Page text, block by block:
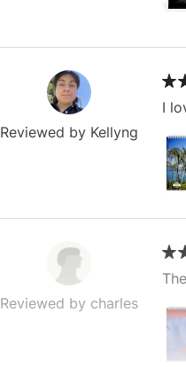
Reviewed by Kellyng
I
Reviewed by charles